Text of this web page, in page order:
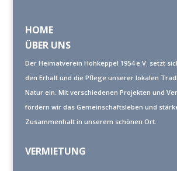
HOME
ÜBER UNS
Der Heimatverein Hohkeppel 1954 e.V. setzt
den Erhalt und die Pflege unserer lokalen
Natur ein. Mit verschiedenen Projekten und
fördern wir das Gemeinschaftsleben und
Zusammenhalt in unserem schönen Ort.
VERMIETUNG